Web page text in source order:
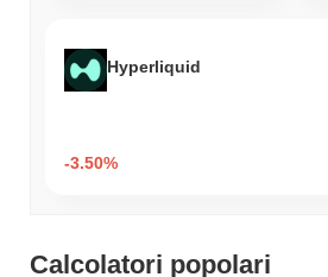
Hyperliquid
-3.50%
Calcolatori popolari